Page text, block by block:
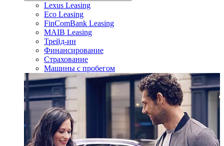
Lexus Leasing
Eco Leasing
FinComBank Leasing
MAIB Leasing
Трейд-ин
Финансирование
Страхование
Машины с пробегом